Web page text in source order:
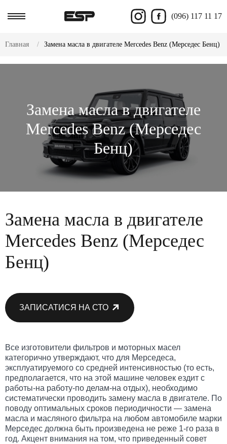
(096) 117 11 17
Главная Замена масла в двигателе Mercedes Benz (Мерседес Бенц)
Замена масла в двигателе
Mercedes Benz (Мерседес
Бенц)
Замена масла в двигателе
Mercedes Benz (Мерседес
Бенц)
ЗАПИСАТИСЯ НА СТО
Все изготовители фильтров и моторных масел
категорично утверждают, что для Мерседеса,
эксплуатируемого со средней интенсивностью (то есть,
предполагается, что на этой машине человек ездит с
работы-на работу-по делам-на отдых), необходимо
систематически проводить замену масла в двигателе. По
поводу оптимальных сроков периодичности — замена
масла и масляного фильтра на любом автомобиле марки
Мерседес должна быть произведена не реже 1-го раза в
год. Акцент внимания на том, что приведенный совет